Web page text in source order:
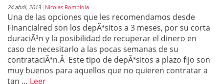
24 abril, 2013 Nicolas Rombiola
Una de las opciones que les recomendamos desde
Financialred son los depÃ³sitos a 3 meses, por su corta
duraciÃ³n y la posibilidad de recuperar el dinero en
caso de necesitarlo a las pocas semanas de su
contrataciÃ³n.Â Este tipo de depÃ³sitos a plazo fijo son
muy buenos para aquellos que no quieren contratar a
tan … Leer